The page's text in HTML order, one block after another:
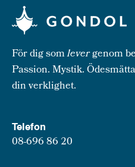
För dig somlevergenom
Passion. Mystik.
din verklighet.
Telefon
08-696 86 20